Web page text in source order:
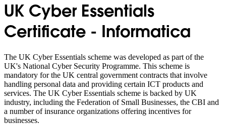
UK Cyber Essentials
Certificate - Informatica
The UK Cyber Essentials scheme was developed as part of the
UK's National Cyber Security Programme. This scheme is
mandatory for the UK central government contracts that involve
handling personal data and providing certain ICT products and
services. The UK Cyber Essentials scheme is backed by UK
industry, including the Federation of Small Businesses, the CBI and
a number of insurance organizations offering incentives for
businesses.